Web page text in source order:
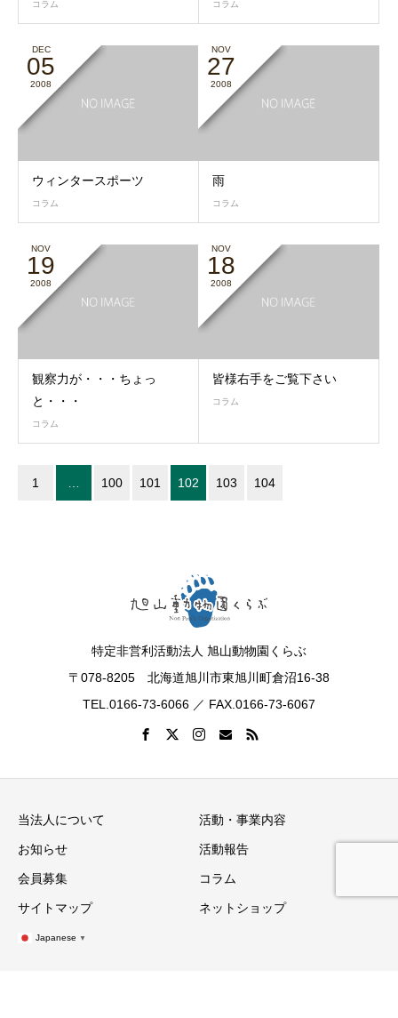
コラム コラム
DEC
05
2008
ウィンタースポーツ
コラム
NOV
27
2008
雨
コラム
NOV
19
2008
観察力が・・・ちょっ
と・・・
コラム
NOV
18
2008
皆様右手をご覧下さい
コラム
1 100 101 102 103 104
特定非営利活動法人 旭山動物園くらぶ
〒078-8205 北海道旭川市東旭川町倉沼16-38
TEL.0166-73-6066 ／ FAX.0166-73-6067
当法人について 活動・事業内容
お知らせ 活動報告
会員募集 コラム
サイトマップ ネットショップ
Japanese ▼